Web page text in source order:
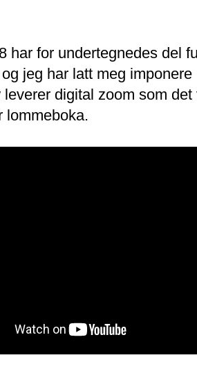
har for undertegnedes del
jeg har latt meg
leverer digital zoom som
lommeboka.